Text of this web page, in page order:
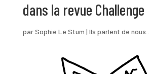
dans la revue Challenge
parSophie Le Stum | Ils parlent de nous...